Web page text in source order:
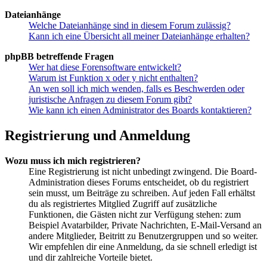
Dateianhänge
Welche Dateianhänge sind in diesem Forum zulässig?
Kann ich eine Übersicht all meiner Dateianhänge erhalten?
phpBB betreffende Fragen
Wer hat diese Forensoftware entwickelt?
Warum ist Funktion x oder y nicht enthalten?
An wen soll ich mich wenden, falls es Beschwerden oder
juristische Anfragen zu diesem Forum gibt?
Wie kann ich einen Administrator des Boards kontaktieren?
Registrierung und Anmeldung
Wozu muss ich mich registrieren?
Eine Registrierung ist nicht unbedingt zwingend. Die Board-
Administration dieses Forums entscheidet, ob du registriert
sein musst, um Beiträge zu schreiben. Auf jeden Fall erhältst
du als registriertes Mitglied Zugriff auf zusätzliche
Funktionen, die Gästen nicht zur Verfügung stehen: zum
Beispiel Avatarbilder, Private Nachrichten, E-Mail-Versand an
andere Mitglieder, Beitritt zu Benutzergruppen und so weiter.
Wir empfehlen dir eine Anmeldung, da sie schnell erledigt ist
und dir zahlreiche Vorteile bietet.